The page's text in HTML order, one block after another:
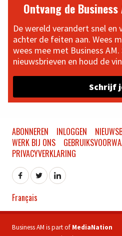
Ontvang de
De wereld verandert snel
achter de feiten aan. Wees
wees mee met Business
nieuwsbrieven en houd de
Schrijf
ABONNEREN INLOGGEN
WERK BIJ ONS
PRIVACYVERKLARING
Français
Business AM is part of MediaNation